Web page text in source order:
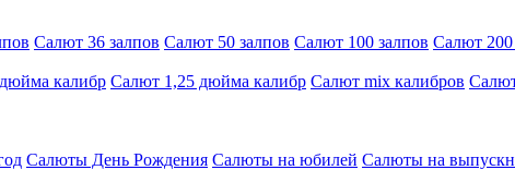
Салют 36 залпов Салют 50 залпов Салют 100 залпов Салют 200
калибр Салют 1,25 дюйма калибр Салют mix калибров
Салюты День Рождения Салюты на юбилей Салюты на